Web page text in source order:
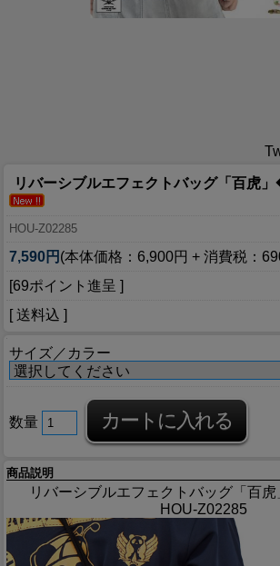
リバーシブルエフェクトバッグ「百虎
HOU-Z02285
7,590円 (本体価格：6,900円 + 消費税：
[69ポイント進呈 ]
[ 送料込 ]
サイズ／カラー
数量
商品説明
リバーシブルエフェクトバッグ「百
HOU-Z02285